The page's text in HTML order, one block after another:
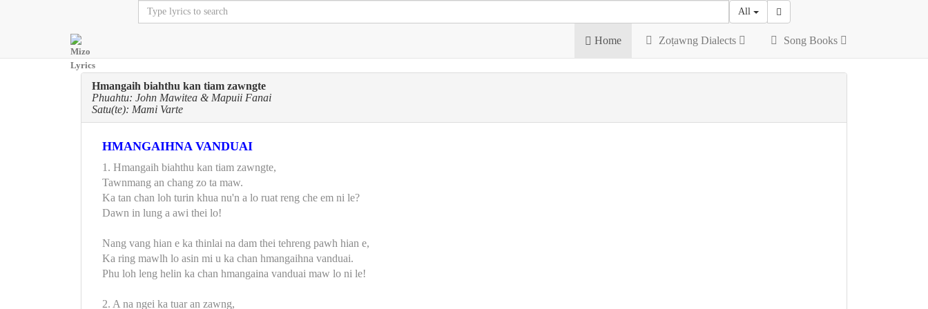
All
Home Zoṭawng Dialects Song Books
Hmangaih biahthu kan tiam zawngte
Phuahtu: John Mawitea & Mapuii Fanai
Satu(te): Mami Varte
HMANGAIHNA VANDUAI
1. Hmangaih biahthu kan tiam zawngte,
Tawnmang an chang zo ta maw.
Ka tan chan loh turin khua nu'n a lo ruat reng che em ni le?
Dawn in lung a awi thei lo!
Nang vang hian e ka thinlai na dam thei tehreng pawh hian e,
Ka ring mawlh lo asin mi u ka chan hmangaihna vanduai.
Phu loh leng helin ka chan hmangaina vanduai maw lo ni le!
2. A na ngei ka tuar an zawng,